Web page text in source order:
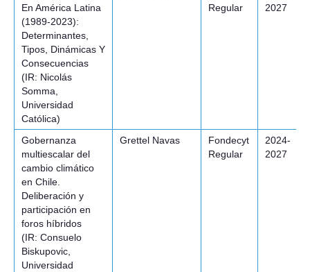
En América Latina
(1989-2023):
Determinantes,
Tipos, Dinámicas Y
Consecuencias
(IR: Nicolás
Somma,
Universidad
Católica)
Regular
2027
Gobernanza
multiescalar del
cambio climático
en Chile.
Deliberación y
participación en
foros híbridos
(IR: Consuelo
Biskupovic,
Universidad
Grettel Navas
Fondecyt
Regular
2024-
2027